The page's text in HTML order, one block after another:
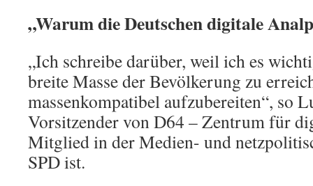
„Warum die Deutschen digitale
„Ich schreibe darüber, weil ich es
breite Masse der Bevölkerung zu
massenkompatibel aufzubereiten“, so
Vorsitzender von D64 – Zentrum für
Mitglied in der Medien- und
SPD ist.